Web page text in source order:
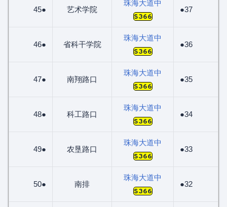
45● 艺术学院
珠海大道中
S366
●37
46● 省科干学院
珠海大道中
S366
●36
47● 南翔路口
珠海大道中
S366
●35
48● 科工路口
珠海大道中
S366
●34
49● 农垦路口
珠海大道中
S366
●33
50● 南排
珠海大道中
S366
●32